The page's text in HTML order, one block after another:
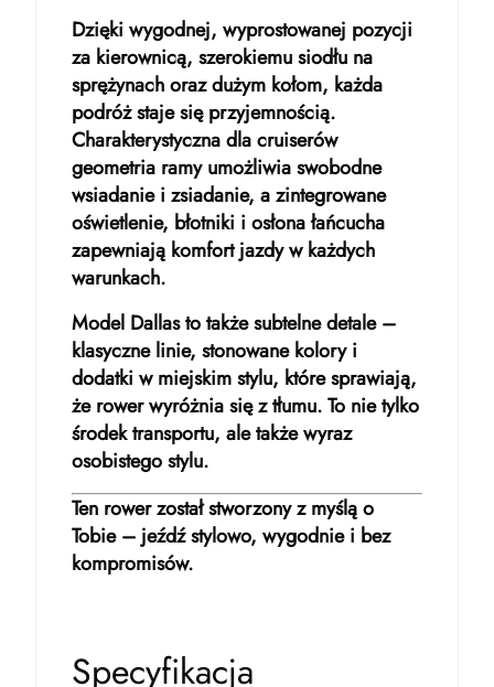
Dzięki wygodnej, wyprostowanej pozycji
za kierownicą, szerokiemu siodłu na
sprężynach oraz dużym kołom, każda
podróż staje się przyjemnością.
Charakterystyczna dla cruiserów
geometria ramy umożliwia swobodne
wsiadanie i zsiadanie, a zintegrowane
oświetlenie, błotniki i osłona łańcucha
zapewniają komfort jazdy w każdych
warunkach.
Model Dallas to także subtelne detale –
klasyczne linie, stonowane kolory i
dodatki w miejskim stylu, które sprawiają,
że rower wyróżnia się z tłumu. To nie tylko
środek transportu, ale także wyraz
osobistego stylu.
Ten rower został stworzony z myślą o
Tobie – jeźdź stylowo, wygodnie i bez
kompromisów.
Specyfikacja